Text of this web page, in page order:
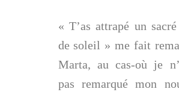
« T’as attrapé un
de soleil » me fait
Marta, au cas-où je
pas remarqué mon